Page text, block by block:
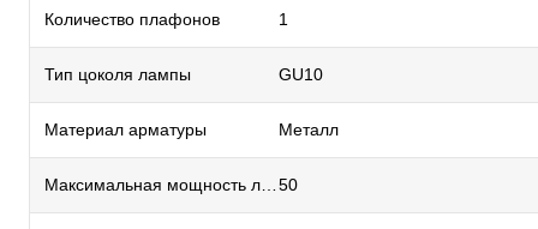
Количество плафонов 1
Тип цоколя лампы GU10
Материал арматуры Металл
50